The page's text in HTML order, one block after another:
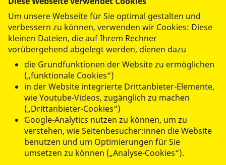
datenschutzkonform mitShariff
Um unsere Webseite für Sie optimal gestalten und
verbessern zu können, verwenden wir Cookies: Diese
kleinen Dateien, die auf Ihrem Rechner
vorübergehend abgelegt werden, dienen dazu
die Grundfunktionen der Website zu ermöglichen
(„funktionale Cookies“)
in der Website integrierte Drittanbieter-Elemente,
wie Youtube-Videos, zugänglich zu machen
(„Drittanbieter-Cookies“)
Google-Analytics nutzen zu können, um zu
verstehen, wie Seitenbesucher:innen die Website
benutzen und um Optimierungen für Sie
umsetzen zu können („Analyse-Cookies“).